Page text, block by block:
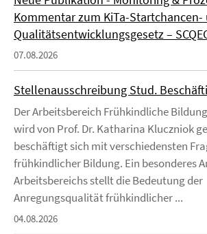
Kommentar zum KiTa-Startchancen-
Qualitätsentwicklungsgesetz –
07.08.2026
Stellenausschreibung Stud.
Der Arbeitsbereich Frühkindliche
wird von Prof. Dr. Katharina Kluczniok
beschäftigt sich mit verschiedensten
frühkindlicher Bildung. Ein besonderes
Arbeitsbereichs stellt die Bedeutung der
Anregungsqualität frühkindlicher ...
04.08.2026